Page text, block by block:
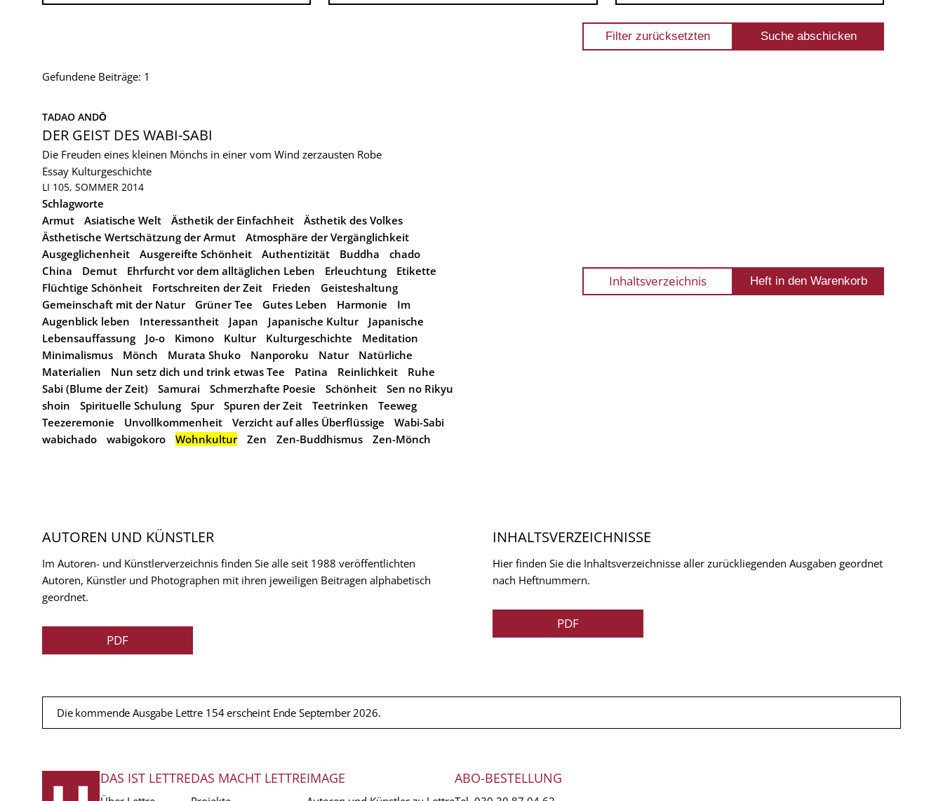
Gefundene Beiträge: 1
TADAO ANDŌ
DER GEIST DES WABI-SABI
Die Freuden eines kleinen Mönchs in einer vom Wind zerzausten Robe
Essay Kulturgeschichte
LI 105, SOMMER 2014
Schlagworte
Armut
Asiatische Welt Ästhetik der Einfachheit
Ästhetik des Volkes
Ästhetische Wertschätzung der Armut
Atmosphäre der Vergänglichkeit
Ausgeglichenheit
Ausgereifte Schönheit Authentizität Buddha
chado
China
Demut Ehrfurcht vor dem alltäglichen Leben Erleuchtung
Etikette
Flüchtige Schönheit
Fortschreiten der Zeit Frieden
Geisteshaltung
Gemeinschaft mit der Natur
Grüner Tee Gutes Leben Harmonie
Im
Augenblick leben
Interessantheit Japan Japanische Kultur
Japanische
Lebensauffassung
Jo-o Kimono Kultur Kulturgeschichte
Meditation
Minimalismus
Mönch Murata Shuko Nanporoku Natur
Natürliche
Materialien
Nun setz dich und trink etwas Tee Patina Reinlichkeit
Ruhe
Sabi (Blume der Zeit)
Samurai Schmerzhafte Poesie Schönheit
Sen no Rikyu
shoin
Spirituelle Schulung Spur Spuren der Zeit Teetrinken
Teeweg
Teezeremonie
Unvollkommenheit Verzicht auf alles Überflüssige
Wabi-Sabi
wabichado
wabigokoro Wohnkultur Zen Zen-Buddhismus Zen-Mönch
Inhaltsverzeichnis
AUTOREN UND KÜNSTLER
Im Autoren- und Künstlerverzeichnis finden Sie alle seit 1988 veröffentlichten
Autoren, Künstler und Photographen mit ihren jeweiligen Beitragen alphabetisch
geordnet.
PDF
INHALTSVERZEICHNISSE
Hier finden Sie die Inhaltsverzeichnisse aller zurückliegenden Ausgaben geordnet
nach Heftnummern.
PDF
Die kommende Ausgabe Lettre 154 erscheint Ende September 2026.
FUSSZEILE
DAS IST LETTREDAS MACHT LETTREIMAGE ABO-BESTELLUNG